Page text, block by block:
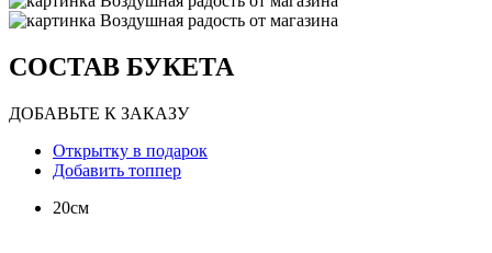
СОСТАВ БУКЕТА
ДОБАВЬТЕ К ЗАКАЗУ
Открытку в подарок
Добавить топпер
20см